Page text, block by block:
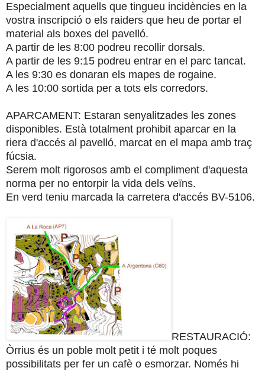
Especialment aquells que tingueu incidències en la
vostra inscripció o els raiders que heu de portar el
material als boxes del pavelló.
A partir de les 8:00 podreu recollir dorsals.
A partir de les 9:15 podreu entrar en el parc tancat.
A les 9:30 es donaran els mapes de rogaine.
A les 10:00 sortida per a tots els corredors.
APARCAMENT: Estaran senyalitzades les zones
disponibles. Està totalment prohibit aparcar en la
riera d'accés al pavelló, marcat en el mapa amb traç
fúcsia.
Serem molt rigorosos amb el compliment d'aquesta
norma per no entorpir la vida dels veïns.
En verd teniu marcada la carretera d'accés BV-5106.
RESTAURACIÓ:
Òrrius és un poble molt petit i té molt poques
possibilitats per fer un cafè o esmorzar. Només hi